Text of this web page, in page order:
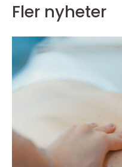
Fler nyheter